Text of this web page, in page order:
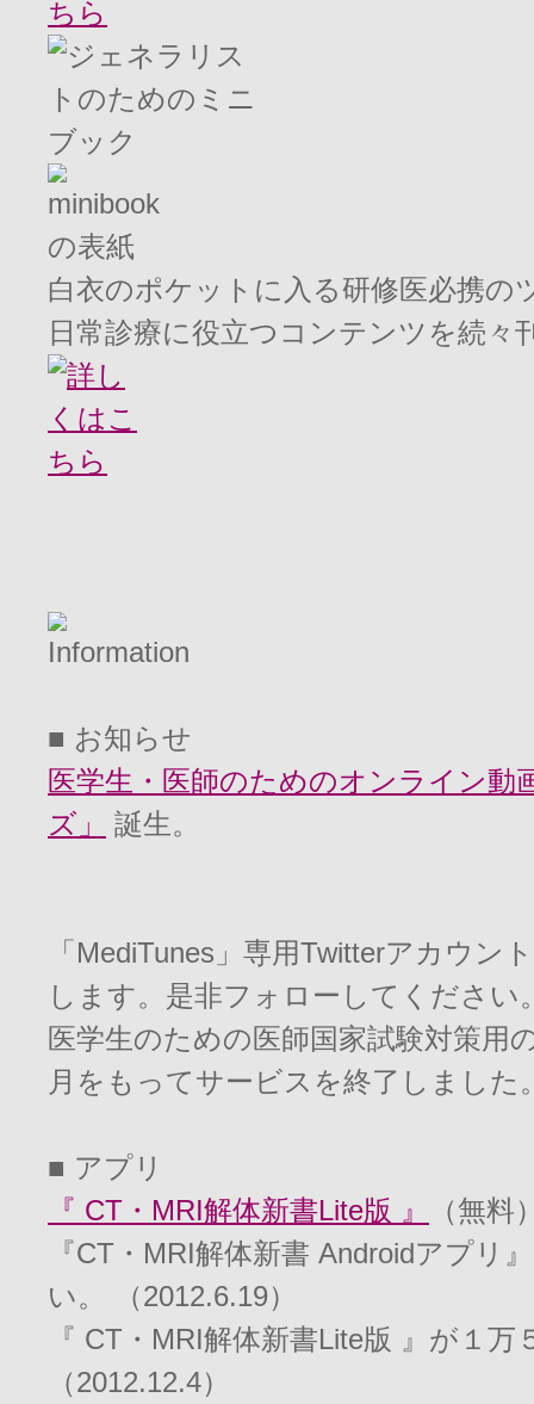
白衣のポケットに入る研修医必携の
日常診療に役立つコンテンツを続々
■ お知らせ
医学生・医師のためのオンライン動
ズ」
誕生。
「MediTunes」専用Twitterアカウン
します。是非フォローしてください
医学生のための医師国家試験対策用
月をもってサービスを終了しまし
■ アプリ
『 CT・MRI解体新書Lite版 』
（無
『CT・MRI解体新書 Androidアプリ
い。 （2012.6.19）
『 CT・MRI解体新書Lite版 』が１
（2012.12.4）